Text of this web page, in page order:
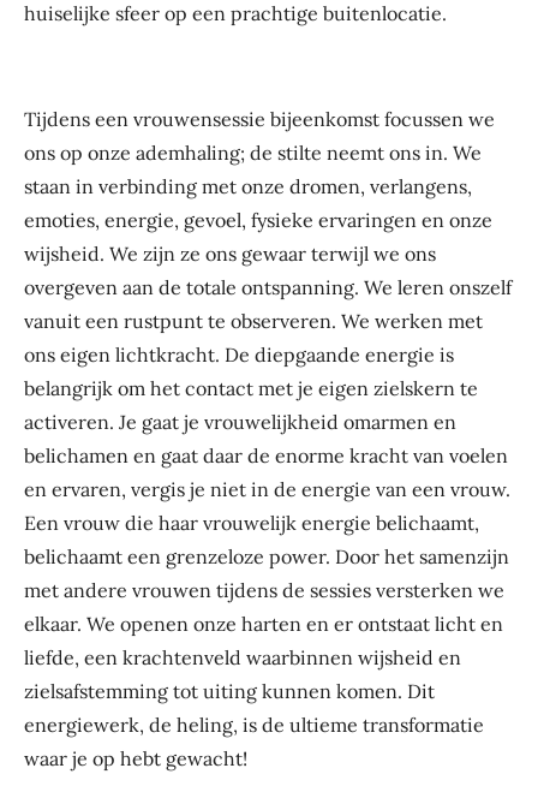
huiselijke sfeer op een prachtige buitenlocatie.
Tijdens een vrouwensessie bijeenkomst focussen we
ons op onze ademhaling; de stilte neemt ons in. We
staan in verbinding met onze dromen, verlangens,
emoties, energie, gevoel, fysieke ervaringen en onze
wijsheid. We zijn ze ons gewaar terwijl we ons
overgeven aan de totale ontspanning. We leren onszelf
vanuit een rustpunt te observeren. We werken met
ons eigen lichtkracht. De diepgaande energie is
belangrijk om het contact met je eigen zielskern te
activeren. Je gaat je vrouwelijkheid omarmen en
belichamen en gaat daar de enorme kracht van voelen
en ervaren, vergis je niet in de energie van een vrouw.
Een vrouw die haar vrouwelijk energie belichaamt,
belichaamt een grenzeloze power. Door het samenzijn
met andere vrouwen tijdens de sessies versterken we
elkaar. We openen onze harten en er ontstaat licht en
liefde, een krachtenveld waarbinnen wijsheid en
zielsafstemming tot uiting kunnen komen. Dit
energiewerk, de heling, is de ultieme transformatie
waar je op hebt gewacht!